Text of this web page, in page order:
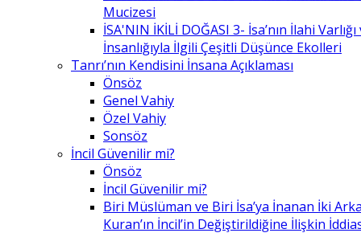
Mucizesi
İSA'NIN İKİLİ DOĞASI 3- İsa’nın İlahi Varlığı
İnsanlığıyla İlgili Çeşitli Düşünce Ekolleri
Tanrı’nın Kendisini İnsana Açıklaması
Önsöz
Genel Vahiy
Özel Vahiy
Sonsöz
İncil Güvenilir mi?
Önsöz
İncil Güvenilir mi?
Biri Müslüman ve Biri İsa’ya İnanan İki
Kuran’ın İncil’in Değiştirildiğine İlişkin